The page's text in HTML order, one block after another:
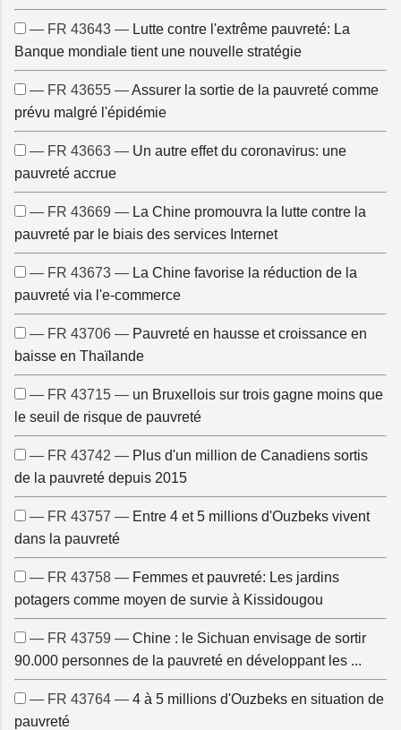
— FR 43643 — Lutte contre l'extrême pauvreté: La
Banque mondiale tient une nouvelle stratégie
— FR 43655 —Assurer la sortie de la pauvreté comme
prévu malgré l'épidémie
— FR 43663 — Un autre effet du coronavirus: une
pauvreté accrue
— FR 43669 — La Chine promouvra la lutte contre la
pauvreté par le biais des services Internet
— FR 43673 — La Chine favorise la réduction de la
pauvreté via l'e-commerce
— FR 43706 — Pauvreté en hausse et croissance en
baisse en Thaïlande
— FR 43715 — un Bruxellois sur trois gagne moins que
le seuil de risque de pauvreté
— FR 43742 — Plus d'un million de Canadiens sortis
de la pauvreté depuis 2015
— FR 43757 — Entre 4 et 5 millions d'Ouzbeks vivent
dans la pauvreté
— FR 43758 — Femmes et pauvreté: Les jardins
potagers comme moyen de survie à Kissidougou
— FR 43759 — Chine : le Sichuan envisage de sortir
90.000 personnes de la pauvreté en développant les ...
— FR 43764 — 4 à 5 millions d'Ouzbeks en situation de
pauvreté